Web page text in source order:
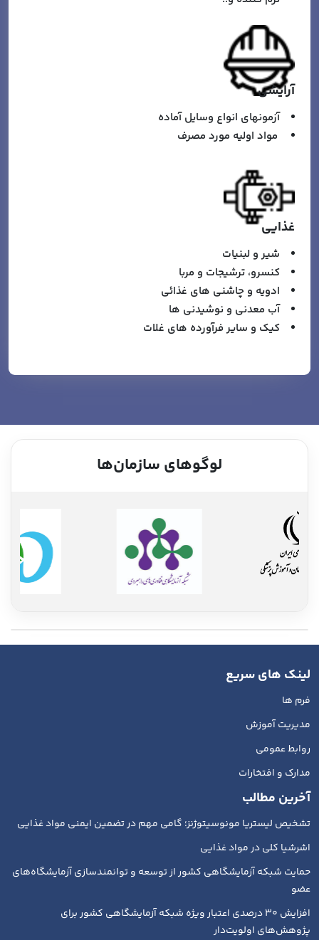
آرايشي
آزمونهاي انواع وسايل آماده
مواد اوليه مورد مصرف
غذایی
شير و لبنيات
كنسرو، ترشيجات و مربا
ادويه و چاشني هاي غذائي
آب معدني و نوشيدني ها
كيك و ساير فرآورده هاي غلات
لوگوهای سازمان‌ها
لینک های سریع
فرم ها
مدیریت آموزش
روابط عمومی
مدارک و افتخارات
آخرین مطالب
تشخیص لیستریا مونوسیتوژنز؛ گامی مهم در تضمین ایمنی مواد غذایی
اشرشیا کلی در مواد غذایی
حمایت شبکه آزمایشگاهی کشور از توسعه و توانمندسازی آزمایشگاه‌های
عضو
افزایش ۳۰ درصدی اعتبار ویژه شبکه آزمایشگاهی کشور برای
پژوهش‌های اولویت‌دار